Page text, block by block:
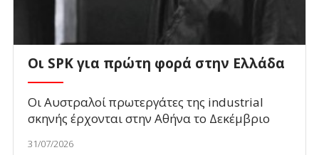
Οι SPK για πρώτη φορά στην Ελλάδα
Οι Αυστραλοί πρωτεργάτες της industrial
σκηνής έρχονται στην Αθήνα το Δεκέμβριο
31/07/2026